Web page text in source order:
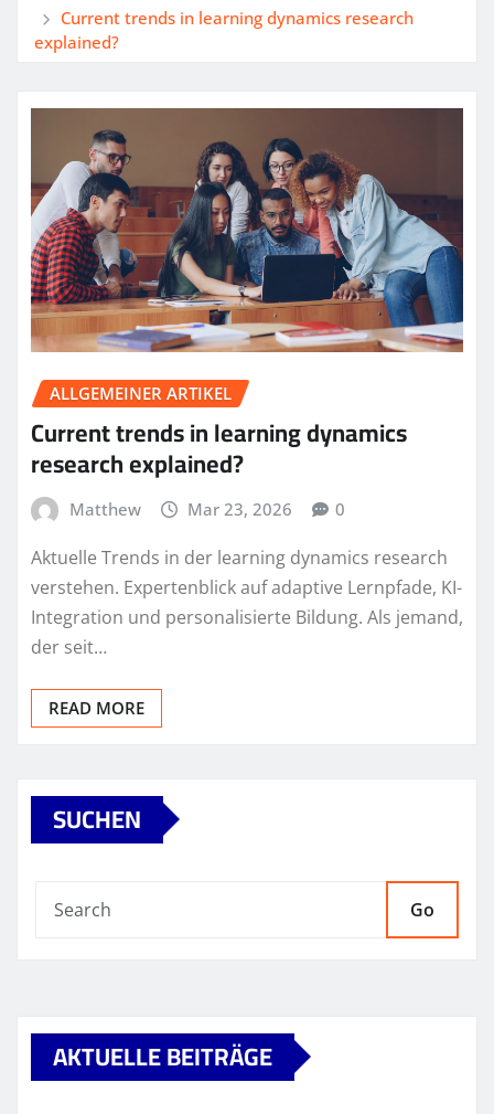
Current trends in learning dynamics research
explained?
ALLGEMEINER ARTIKEL
Current trends in learning dynamics
research explained?
Matthew Mar 23, 2026 0
Aktuelle Trends in der learning dynamics research
verstehen. Expertenblick auf adaptive Lernpfade, KI-
Integration und personalisierte Bildung. Als jemand,
der seit…
READ MORE
SUCHEN
Go
AKTUELLE BEITRÄGE